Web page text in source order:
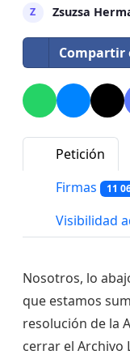
Z Zsuzsa
Compartir
Petición
Firmas 11
Visibilidad
Nosotros, lo
que estamos
resolución de la
cerrar el Archivo